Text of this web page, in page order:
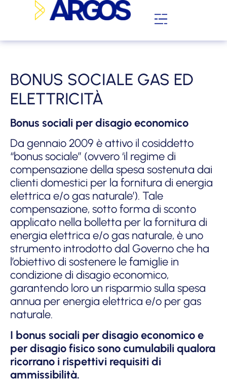
BONUS SOCIALE GAS ED
ELETTRICITÀ
Bonus sociali per disagio economico
Da gennaio 2009 è attivo il cosiddetto
“bonus sociale” (ovvero ‘il regime di
compensazione della spesa sostenuta dai
clienti domestici per la fornitura di energia
elettrica e/o gas naturale’). Tale
compensazione, sotto forma di sconto
applicato nella bolletta per la fornitura di
energia elettrica e/o gas naturale, è uno
strumento introdotto dal Governo che ha
l’obiettivo di sostenere le famiglie in
condizione di disagio economico,
garantendo loro un risparmio sulla spesa
annua per energia elettrica e/o per gas
naturale.
I bonus sociali per disagio economico e
per disagio fisico sono cumulabili qualora
ricorrano i rispettivi requisiti di
ammissibilità.